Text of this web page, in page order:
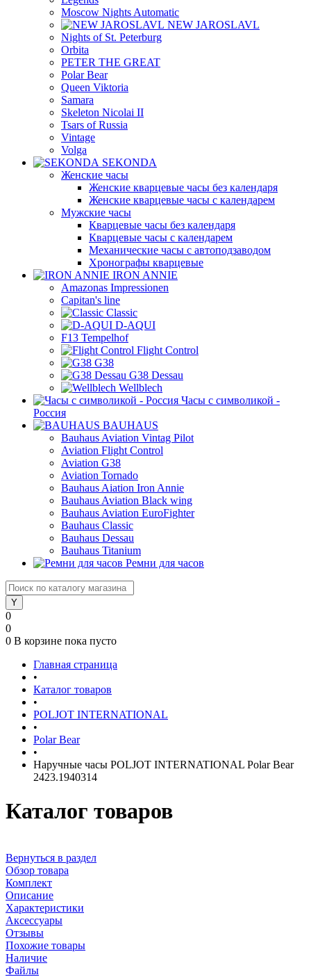
Moscow Nights Automatic
NEW JAROSLAVL
Nights of St. Peterburg
Orbita
PETER THE GREAT
Polar Bear
Queen Viktoria
Samara
Skeleton Nicolai II
Tsars of Russia
Vintage
Volga
SEKONDA
Женские часы
Женские кварцевые часы без календаря
Женские кварцевые часы с календарем
Мужские часы
Кварцевые часы без календаря
Кварцевые часы с календарем
Механические часы с автоподзаводом
Хронографы кварцевые
IRON ANNIE
Amazonas Impressionen
Capitan's line
Classic
D-AQUI
F13 Tempelhof
Flight Control
G38
G38 Dessau
Wellblech
Часы с символикой -
Россия
BAUHAUS
Bauhaus Aviation Vintag Pilot
Aviation Flight Control
Aviation G38
Aviation Tornado
Bauhaus Aiation Iron Annie
Bauhaus Aviation Black wing
Bauhaus Aviation EuroFighter
Bauhaus Classic
Bauhaus Dessau
Bauhaus Titanium
Ремни для часов
0
0
0 В корзине пока пусто
Главная страница
•
Каталог товаров
•
POLJOT INTERNATIONAL
•
Polar Bear
•
Наручные часы POLJOT INTERNATIONAL Polar Bear
2423.1940314
Каталог товаров
Вернуться в раздел
Обзор товара
Комплект
Описание
Характеристики
Аксессуары
Отзывы
Похожие товары
Наличие
Файлы